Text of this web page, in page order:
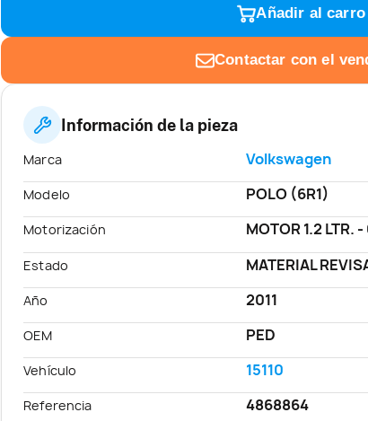
Añadir al carro
Contactar con el
Información de la pieza
Marca Volkswagen
Modelo POLO (6R1)
Motorización MOTOR 1.2 LTR.
Estado MATERIAL
Año 2011
OEM PED
Vehículo 15110
Referencia 4868864